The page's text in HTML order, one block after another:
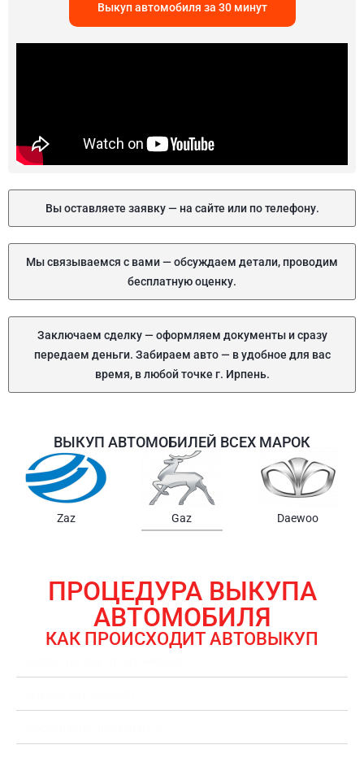
Выкуп автомобиля за 30 минут
Вы оставляете заявку — на сайте или по телефону.
Мы связываемся с вами — обсуждаем детали, проводим
бесплатную оценку.
Заключаем сделку — оформляем документы и сразу
передаем деньги. Забираем авто — в удобное для вас
время, в любой точке г. Ирпень.
ВЫКУП АВТОМОБИЛЕЙ ВСЕХ МАРОК
Samsung Chrysler Gmc
ПРОЦЕДУРА ВЫКУПА
АВТОМОБИЛЯ
КАК ПРОИСХОДИТ АВТОВЫКУП